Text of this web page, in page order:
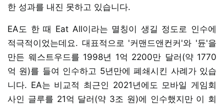
한 성과를 내진 못하고 있습니다.
EA도 한 때 Eat All이라는 멸칭이 생길 정도로 인수에
적극적이었는데요. 대표적으로 '커맨드앤컨커'와 '듄'을
만든 웨스트우드를 1998년 1억 2200만 달러(약 1770
억 원)를 들여 인수하고 5년만에 폐쇄시킨 사례가 있습
니다. EA는 비교적 최근인 2021년에도 모바일 게임회
사인 글루를 21억 달러(약 3조 원)에 인수했지만 이 회